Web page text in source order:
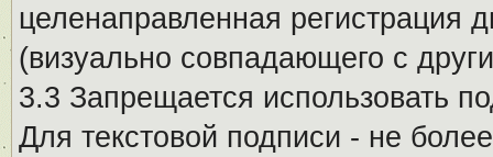
целенаправленная регистрация
(визуально совпадающего с
3.3 Запрещается использовать
Для текстовой подписи - не